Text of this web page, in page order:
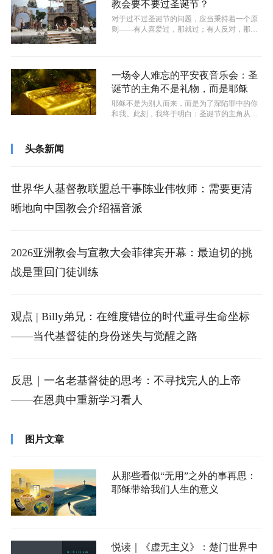
教会要不要过圣诞节？
对于过不过圣诞节的问题，应当秉持着一个原
则——有人喜爱过，那就过；有人反对，那就
一场令人难忘的平安夜音乐会：圣
诞节的主角不是礼物，而是耶稣
耶稣不是为别人而来，而是为了深陷罪中的你
和我。此刻，我终于明白：圣诞节的主角从来
头条新闻
世界华人基督教联盟总干事陈业伟牧师：需要更清
晰地向中国教会介绍福音派
2026亚洲教会与宣教大会菲律宾开幕：最迫切的挑
战是重回门徒训练
观点 | Billy弟兄：在维度错位的时代重寻生命坐标
——当代基督徒的身份迷失与觉醒之路
反思｜一名老基督徒的思考：不寻找完人的上帝
——在恩典中重新学习看人
图片文章
从那些看似“无用”之外的事再思：
耶稣带给我们人生的意义
悦读｜《虚无主义》：楚门世界中